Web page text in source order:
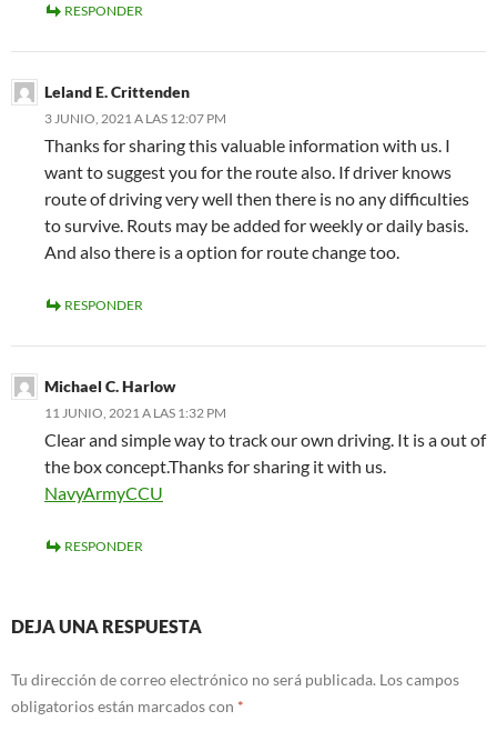
RESPONDER
Leland E. Crittenden
3 JUNIO, 2021 A LAS 12:07 PM
Thanks for sharing this valuable information with us. I
want to suggest you for the route also. If driver knows
route of driving very well then there is no any difficulties
to survive. Routs may be added for weekly or daily basis.
And also there is a option for route change too.
RESPONDER
Michael C. Harlow
11 JUNIO, 2021 A LAS 1:32 PM
Clear and simple way to track our own driving. It is a out of
the box concept.Thanks for sharing it with us.
NavyArmyCCU
RESPONDER
DEJA UNA RESPUESTA
Tu dirección de correo electrónico no será publicada. Los campos
obligatorios están marcados con *